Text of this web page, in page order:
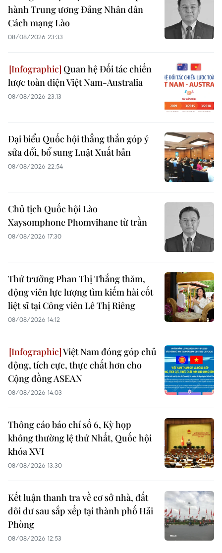
hành Trung ương Đảng Nhân dân
Cách mạng Lào
08/08/2026 23:33
Quan hệ Đối tác chiến
lược toàn diện Việt Nam-Australia
08/08/2026 23:13
Đại biểu Quốc hội thẳng thắn góp ý
sửa đổi, bổ sung Luật Xuất bản
08/08/2026 22:54
Chủ tịch Quốc hội Lào
Xaysomphone Phomvihane từ trần
08/08/2026 17:30
Thứ trưởng Phan Thị Thắng thăm,
động viên lực lượng tìm kiếm hài cốt
liệt sĩ tại Công viên Lê Thị Riêng
08/08/2026 14:12
Việt Nam đóng góp chủ
động, tích cực, thực chất hơn cho
Cộng đồng ASEAN
08/08/2026 14:03
Thông cáo báo chí số 6, Kỳ họp
không thường lệ thứ Nhất, Quốc hội
khóa XVI
08/08/2026 13:30
Kết luận thanh tra về cơ sở nhà, đất
dôi dư sau sắp xếp tại thành phố Hải
Phòng
08/08/2026 12:53